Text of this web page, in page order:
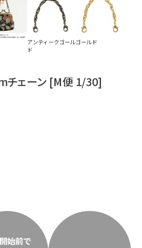
アンティークゴール
ド
ゴールド
チェーン [M便 1/30]
始前で